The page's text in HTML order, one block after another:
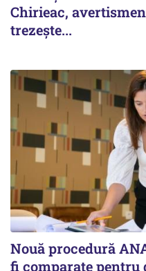
Chirieac,
trezește...
Nouă procedură
fi comparate pentru